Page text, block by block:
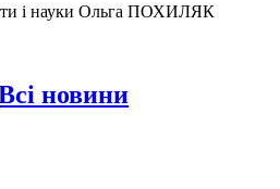
і науки Ольга ПОХИЛЯК
новини